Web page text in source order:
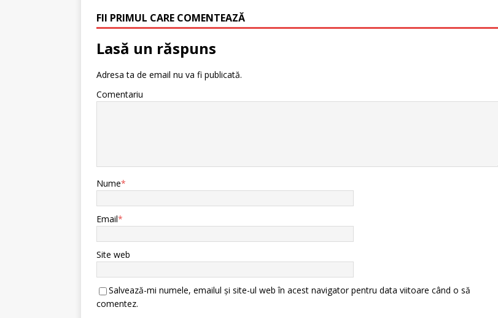
FII PRIMUL CARE COMENTEAZĂ
Lasă un răspuns
Adresa ta de email nu va fi publicată.
Comentariu
Nume*
Email*
Site web
Salvează-mi numele, emailul și site-ul web în acest navigator pentru data viitoare când o să
comentez.